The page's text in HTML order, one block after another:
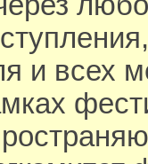
и всех